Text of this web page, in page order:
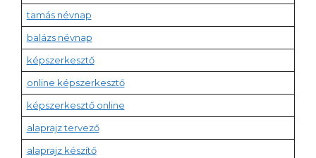
tamás névnap
balázs névnap
képszerkesztő
online képszerkesztő
képszerkesztő online
alaprajz tervező
alaprajz készítő